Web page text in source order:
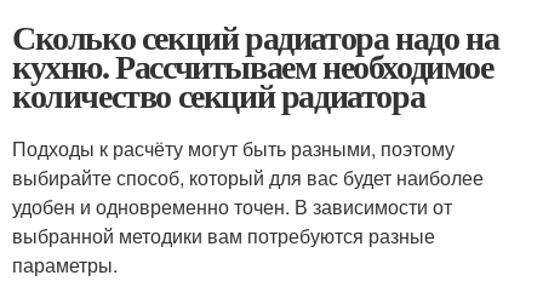
Сколько секций радиатора надо на
кухню. Рассчитываем необходимое
количество секций радиатора
Подходы к расчёту могут быть разными, поэтому
выбирайте способ, который для вас будет наиболее
удобен и одновременно точен. В зависимости от
выбранной методики вам потребуются разные
параметры.